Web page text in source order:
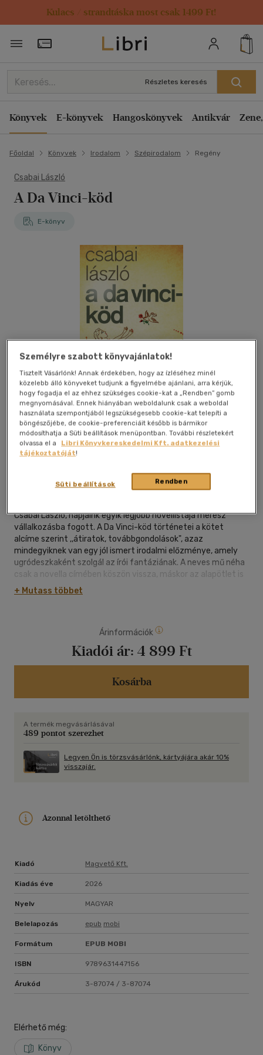
Kulacs / strandtáska most csak 1499 Ft!
Törzsvásárlói Kártya adatai
Részletes keresés
Könyvek E-könyvek Hangoskönyvek Antikvár
Főoldal Könyvek Irodalom Szépirodalom Regény
Csabai László
A Da Vinci-köd
E-könyv
Beleolvasok Kívánságlistához adom Megosztom
Magvető Kft.|2026|magyar nyelvű
Csabai László, napjaink egyik legjobb novellistája merész
vállalkozásba fogott. A Da Vinci-köd történetei a kötet
alcíme szerint ,,átiratok, továbbgondolások", azaz
mindegyiknek van egy jól ismert irodalmi előzménye, amely
ugródeszkaként szolgál az írói fantáziának. A neves mű néha
csak a novella címében köszön vissza, máskor az alapötlet is
abból ered. Kafka, Münchhausen báró vagy épp Piroska és a
farkas jelenik meg Nyárligeten, Gogol köpönyege helyett egy
címadó A Da Vinci-köd. Csabai László hol mulatságos, hol
szívszorító kötete e kapcsolódások ellenére vérbeli mai mű, s
legtöbbet nem az irodalmi előzményekről, hanem az ország
keleti részének múltjáról és jelenéről árul el.
+ Mutass többet
Árinformációk
Kiadói ár: 4 899 Ft
Kosárba
A termék megvásárlásával
489 pontot szerezhet
Legyen Ön is törzsvásárlónk, kártyájára akár 10%
visszajár.
Azonnal letölthető
Kiadó Magvető Kft.
Kiadás éve 2026
Nyelv MAGYAR
Belelapozás epub mobi
Formátum EPUB MOBI
ISBN 9789631447156
Árukód 3-87074 / 3-87074
Elérhető még:
Könyv
Személyre szabott könyvajánlatok!
Tisztelt Vásárlónk! Annak érdekében, hogy az ízléséhez minél
közelebb álló könyveket tudjunk a figyelmébe ajánlani, arra kérjük,
hogy fogadja el az ehhez szükséges cookie-kat a „Rendben” gomb
megnyomásával. Ennek hiányában weboldalunk csak a weboldal
használata szempontjából legszükségesebb cookie-kat telepíti a
böngészőjébe, de cookie-preferenciáit később is bármikor
módosíthatja a Süti beállítások menüpontban. További részletekért
olvassa el a
Libri Könyvkereskedelmi Kft. adatkezelési
tájékoztatóját!
Rendben
Süti beállítások